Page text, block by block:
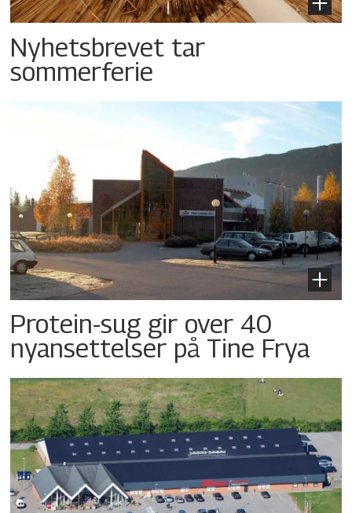
Nyhetsbrevet tar
sommerferie
Protein-sug gir over 40
nyansettelser på Tine Frya